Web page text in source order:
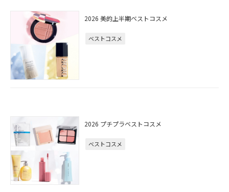
2026 美的上半期ベストコスメ
ベストコスメ
2026 プチプラベストコスメ
ベストコスメ